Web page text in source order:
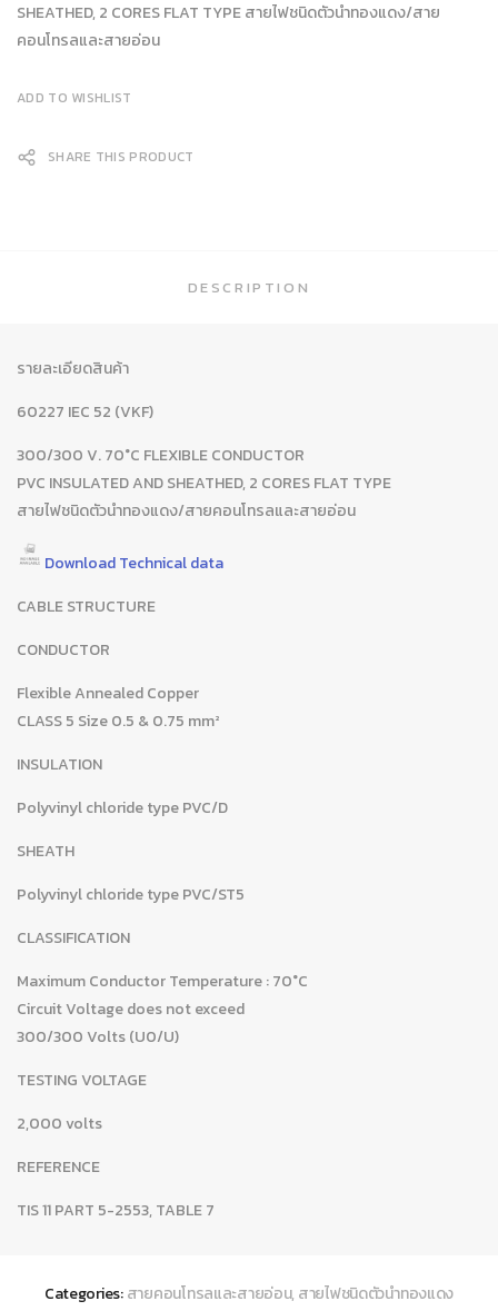
SHEATHED, 2 CORES FLAT TYPE สายไฟชนิดตัวนำทองแดง/สาย
คอนโทรลและสายอ่อน
ADD TO WISHLIST
SHARE THIS PRODUCT
DESCRIPTION
รายละเอียดสินค้า
60227 IEC 52 (VKF)
300/300 V. 70°C FLEXIBLE CONDUCTOR
PVC INSULATED AND SHEATHED, 2 CORES FLAT TYPE
สายไฟชนิดตัวนำทองแดง/สายคอนโทรลและสายอ่อน
Download Technical data
CABLE STRUCTURE
CONDUCTOR
Flexible Annealed Copper
CLASS 5 Size 0.5 & 0.75 mm²
INSULATION
Polyvinyl chloride type PVC/D
SHEATH
Polyvinyl chloride type PVC/ST5
CLASSIFICATION
Maximum Conductor Temperature : 70°C
Circuit Voltage does not exceed
300/300 Volts (U0/U)
TESTING VOLTAGE
2,000 volts
REFERENCE
TIS 11 PART 5-2553, TABLE 7
Categories: สายคอนโทรลและสายอ่อน, สายไฟชนิดตัวนำทองแดง